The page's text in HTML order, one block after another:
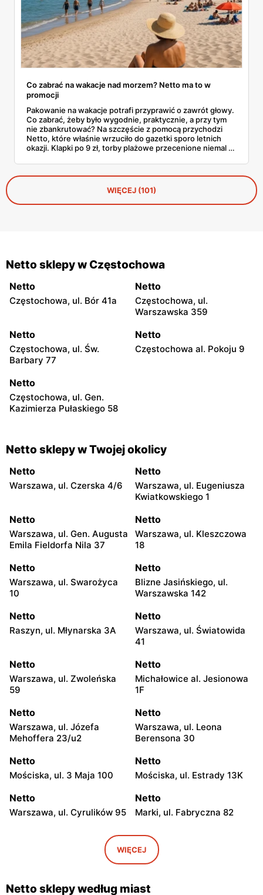
Co zabrać na wakacje nad morzem? Netto ma to w
promocji
Pakowanie na wakacje potrafi przyprawić o zawrót głowy.
Co zabrać, żeby było wygodnie, praktycznie, a przy tym
nie zbankrutować? Na szczęście z pomocą przychodzi
Netto, które właśnie wrzuciło do gazetki sporo letnich
okazji. Klapki po 9 zł, torby plażowe przecenione niemal o
wszystko, co warto mieć w walizce, czeka w
promocyjnych cenach. I to jeszcze przed sezonem
urlopowym! Sprawdziliśmy, co konkretnie opłaca się teraz
wrzucić do koszyka i zabrać ze sobą na piasek, fale i…
gofry z budki.
WIĘCEJ (101)
Netto sklepy w Częstochowa
Netto
Częstochowa, ul. Bór 41a
Netto
Częstochowa, ul.
Warszawska 359
Netto
Częstochowa, ul. Św.
Barbary 77
Netto
Częstochowa al. Pokoju 9
Netto
Częstochowa, ul. Gen.
Kazimierza Pułaskiego 58
Netto sklepy w Twojej okolicy
Netto
Warszawa, ul. Czerska 4/6
Netto
Warszawa, ul. Eugeniusza
Kwiatkowskiego 1
Netto
Warszawa, ul. Gen. Augusta
Emila Fieldorfa Nila 37
Netto
Warszawa, ul. Kleszczowa
18
Netto
Warszawa, ul. Swarożyca
10
Netto
Blizne Jasińskiego, ul.
Warszawska 142
Netto
Raszyn, ul. Młynarska 3A
Netto
Warszawa, ul. Światowida
41
Netto
Warszawa, ul. Zwoleńska
59
Netto
Michałowice al. Jesionowa
1F
Netto
Warszawa, ul. Józefa
Mehoffera 23/u2
Netto
Warszawa, ul. Leona
Berensona 30
Netto
Mościska, ul. 3 Maja 100
Netto
Mościska, ul. Estrady 13K
Netto
Warszawa, ul. Cyrulików 95
Netto
Marki, ul. Fabryczna 82
Warszawa, ul. Wisełki 6
Netto
Warszawa, ul. Mochtyńska
101
Netto Netto
WIĘCEJ
Netto sklepy według miast